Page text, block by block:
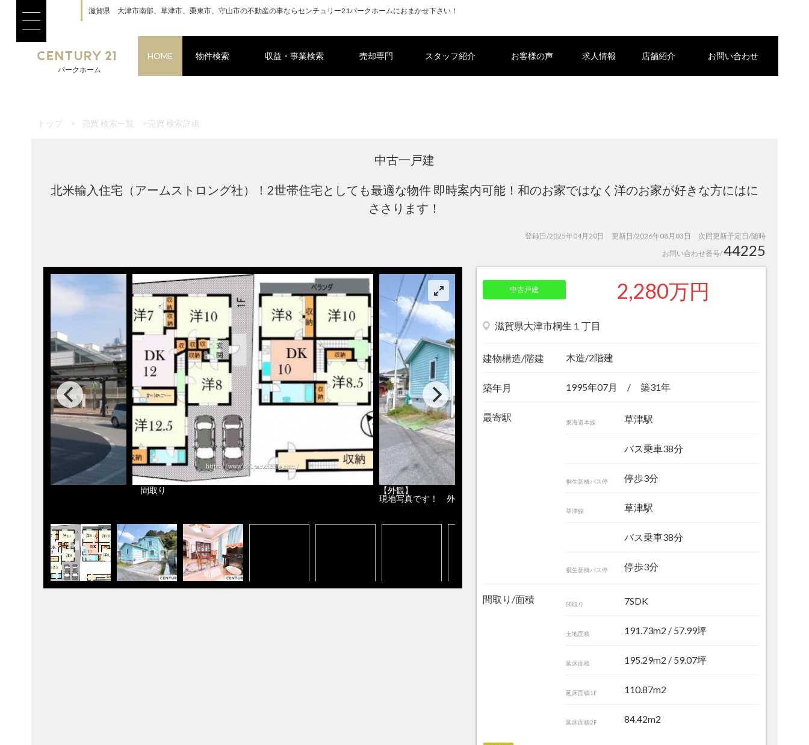
滋賀県 大津市南部、草津市、栗東市、守山市の不動産の事ならセンチュリー21パークホームにおまかせ下さい！
パークホーム
HOME 物件検索 収益・事業検索 売却専門 スタッフ紹介 お客様の声 求人情報 店舗紹介 お問い合わせ
トップ > 売買 検索一覧 >売買 検索詳細
中古一戸建
北米輸入住宅（アームストロング社）！2世帯住宅としても最適な物件 即時案内可能！和のお家ではなく洋のお家が好きな方にはに
ささります！
登録日/2025年04月20日 更新日/2026年08月03日 次回更新予定日/随時
お問い合わせ番号/44225
間取り
【外観】
現地写真です！ 外観
中古戸建 2,280万円
滋賀県大津市桐生１丁目
建物構造/階建 木造/2階建
築年月 1995年07月 / 築31年
最寄駅 東海道本線 草津駅
バス乗車38分
桐生新橋バス停 停歩3分
草津線 草津駅
バス乗車38分
桐生新橋バス停 停歩3分
間取り/面積 間取り 7SDK
土地面積 191.73m2 / 57.99坪
延床面積 195.29m2 / 59.07坪
延床面積1F 110.87m2
延床面積2F 84.42m2